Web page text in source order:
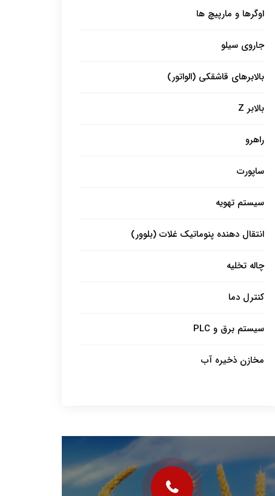
اوگرها و مارپیچ ها
جاروی سیلو
بالابرهای قاشقکی (الواتور)
بالابر Z
راهرو
ساپورت
سیستم تهویه
انتقال دهنده پنوماتیک غلات (بلوور)
چاله تخلیه
کنترل دما
سیستم برق و PLC
مخازن ذخیره آب